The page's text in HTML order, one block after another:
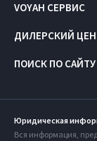
ПОИСК ПО САЙТУ
VOYAH СЕРВИС
ДИЛЕРСКИЙ
Юридическая
Вся информация,